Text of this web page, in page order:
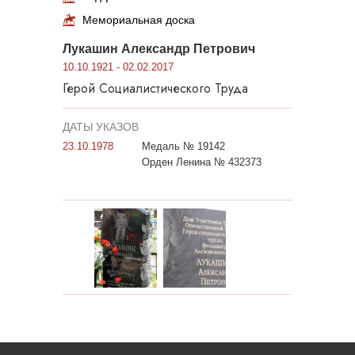
Мемориальная доска
Лукашин Александр Петрович
10.10.1921 - 02.02.2017
Герой Социалистического Труда
ДАТЫ УКАЗОВ
23.10.1978
Медаль № 19142
Орден Ленина № 432373